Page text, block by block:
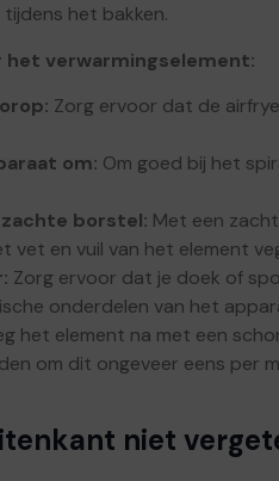
het bakken.
het verwarmingselement:
Zorg ervoor dat de
om: Om goed bij het
borstel: Met een
vet en vuil van het element
Zorg ervoor dat je doek of
onderdelen van het
het element na met een
om dit ongeveer eens per
niet